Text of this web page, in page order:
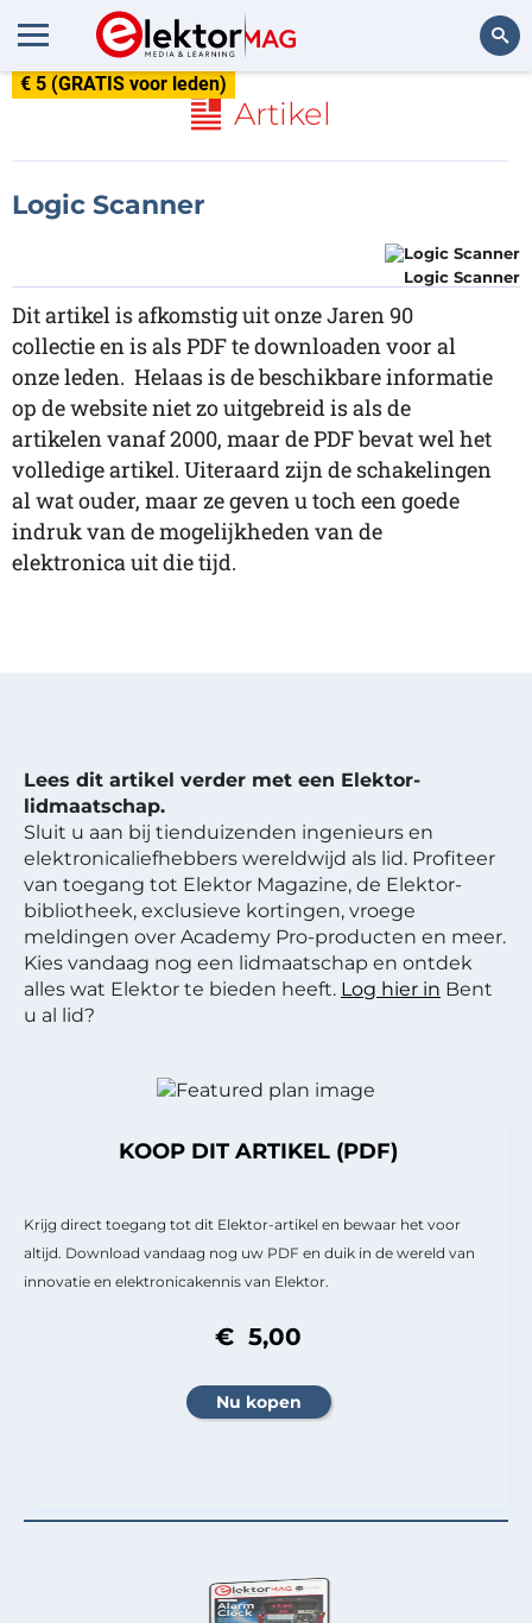
€ 5 (GRATIS voor leden)
Artikel
Logic Scanner
Logic Scanner
Dit artikel is afkomstig uit onze Jaren 90
collectie en is als PDF te downloaden voor al
onze leden. Helaas is de beschikbare informatie
op de website niet zo uitgebreid is als de
artikelen vanaf 2000, maar de PDF bevat wel het
volledige artikel. Uiteraard zijn de schakelingen
al wat ouder, maar ze geven u toch een goede
indruk van de mogelijkheden van de
elektronica uit die tijd.
Lees dit artikel verder met een Elektor-
lidmaatschap.
Sluit u aan bij tienduizenden ingenieurs en
elektronicaliefhebbers wereldwijd als lid. Profiteer
van toegang tot Elektor Magazine, de Elektor-
bibliotheek, exclusieve kortingen, vroege
meldingen over Academy Pro-producten en meer.
Kies vandaag nog een lidmaatschap en ontdek
alles wat Elektor te bieden heeft. Log hier in Bent
u al lid?
KOOP DIT ARTIKEL (PDF)
Krijg direct toegang tot dit Elektor-artikel en bewaar het voor
altijd. Download vandaag nog uw PDF en duik in de wereld van
innovatie en elektronicakennis van Elektor.
€ 5,00